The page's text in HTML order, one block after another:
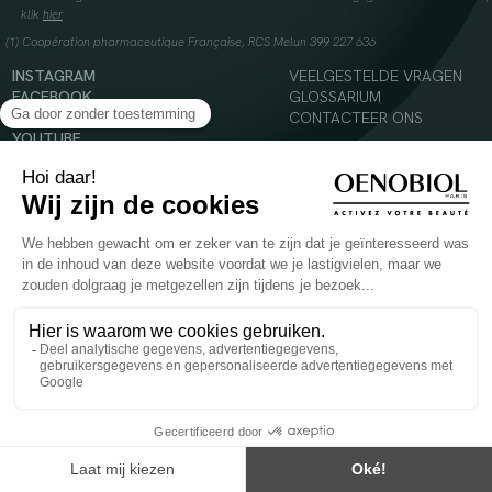
klik hier
(1) Coopération pharmaceutique Française, RCS Melun 399 227 636
INSTAGRAM
FACEBOOK
TIKTOK
YOUTUBE
VEELGESTELDE VRAGEN
GLOSSARIUM
CONTACTEER ONS
Voedingssupplement dat moet worden geconsumeerd als onderdeel van een gevarieerde,
evenwichtige voeding en een gezonde levensstijl. Aanbevolen dagelijkse dosis niet
overschrijden. Enkel voor volwassenen, buiten het bereik van kinderen houden.